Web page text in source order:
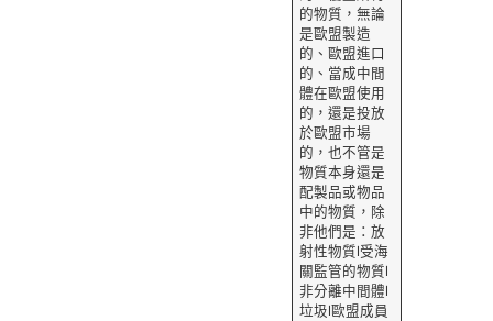
的物質，無論
是歐盟製造
的、歐盟進口
的、當成中間
體在歐盟使用
的，還是投放
於歐盟市場
的，也不管是
物質本身還是
配製品或物品
中的物質，除
非他們是：放
射性物質l受海
關監管的物質l
非分離中間體l
垃圾l歐盟成員